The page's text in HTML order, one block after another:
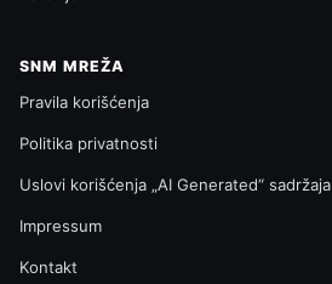
SNM MREŽA
Pravila korišćenja
Politika privatnosti
Uslovi korišćenja „AI Generated“ sadržaja
Impressum
Kontakt